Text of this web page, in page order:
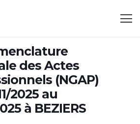
des Actes
(NGAP)
2025 au
à BEZIERS